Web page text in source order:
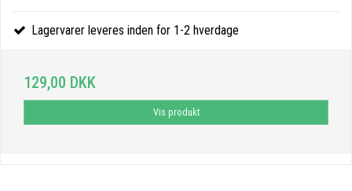
Lagervarer leveres inden for 1-2 hverdage
129,00 DKK
Vis produkt